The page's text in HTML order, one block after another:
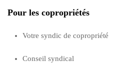
Pour les copropriétés
Votre syndic de copropriété
Conseil syndical